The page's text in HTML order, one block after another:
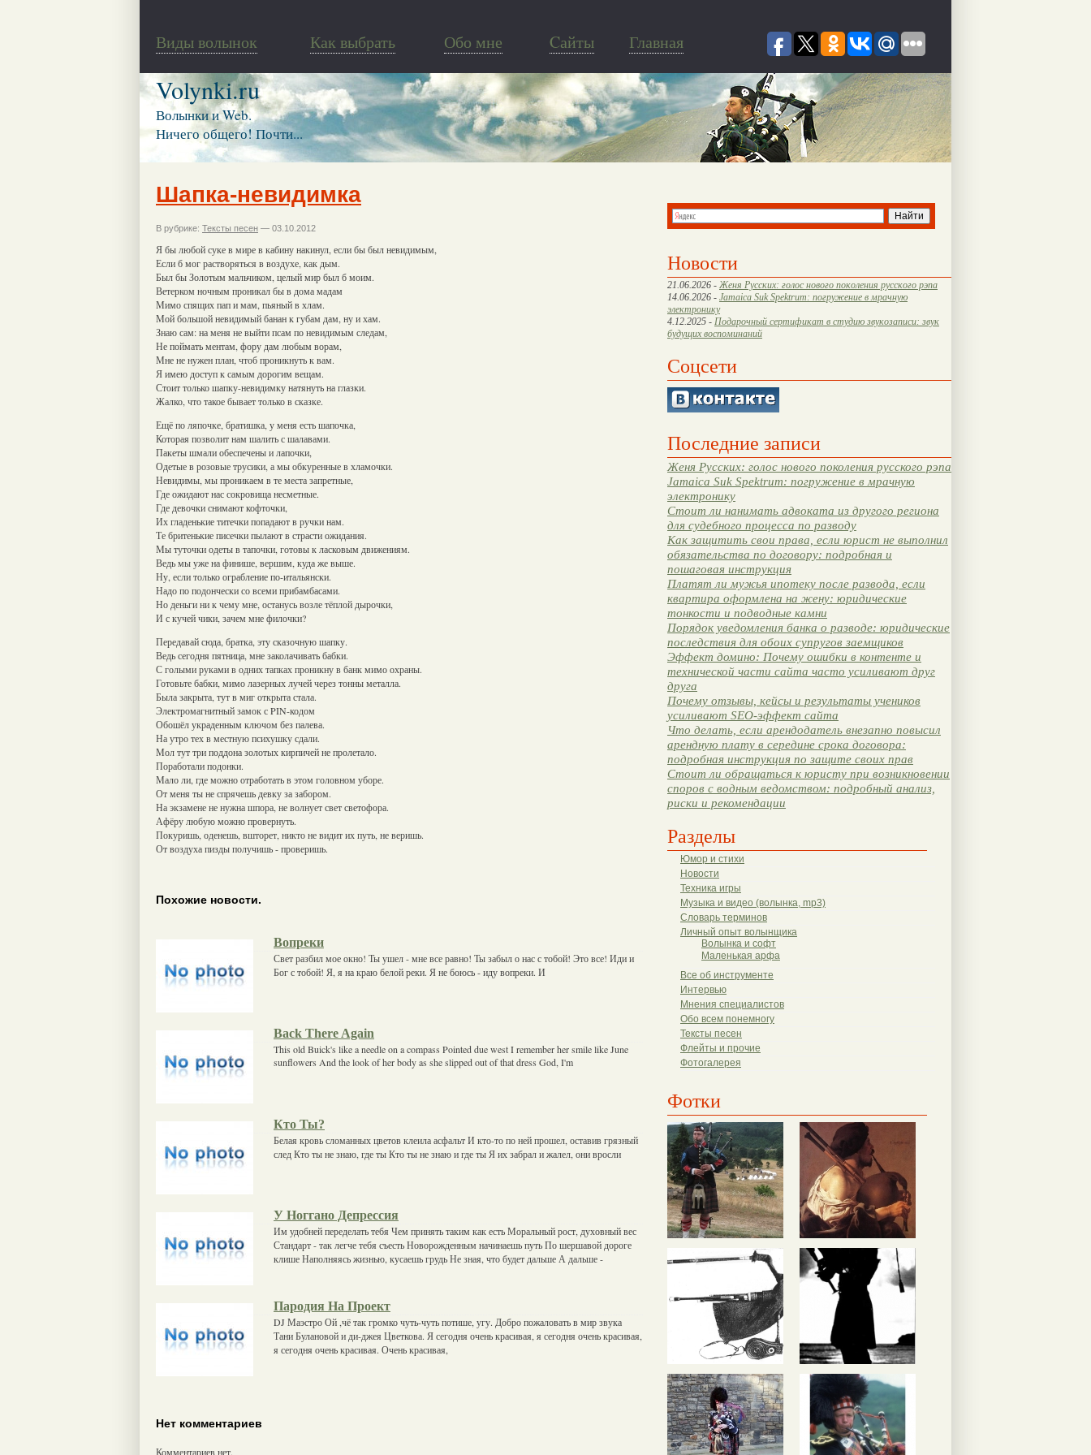
Виды волынок Как выбрать Обо мне Cайты Главная
Volynki.ru
Волынки и Web.
Ничего общего! Почти...
Новости
21.06.2026 - Женя Русских: голос нового поколения русского рэпа
14.06.2026 - Jamaica Suk Spektrum: погружение в мрачную
электронику
4.12.2025 - Подарочный сертификат в студию звукозаписи: звук
будущих воспоминаний
Соцсети
Последние записи
Женя Русских: голос нового поколения русского рэпа
Jamaica Suk Spektrum: погружение в мрачную
электронику
Стоит ли нанимать адвоката из другого региона
для судебного процесса по разводу
Как защитить свои права, если юрист не выполнил
обязательства по договору: подробная и
пошаговая инструкция
Платят ли мужья ипотеку после развода, если
квартира оформлена на жену: юридические
тонкости и подводные камни
Порядок уведомления банка о разводе: юридические
последствия для обоих супругов заемщиков
Эффект домино: Почему ошибки в контенте и
технической части сайта часто усиливают друг
друга
Почему отзывы, кейсы и результаты учеников
усиливают SEO-эффект сайта
Что делать, если арендодатель внезапно повысил
арендную плату в середине срока договора:
подробная инструкция по защите своих прав
Стоит ли обращаться к юристу при возникновении
споров с водным ведомством: подробный анализ,
риски и рекомендации
Разделы
Юмор и стихи
Новости
Техника игры
Музыка и видео (волынка, mp3)
Словарь терминов
Личный опыт волынщика
Волынка и софт
Маленькая арфа
Все об инструменте
Интервью
Мнения специалистов
Обо всем понемногу
Тексты песен
Флейты и прочие
Фотогалерея
Фотки
Шапка-невидимка
В рубрике: Тексты песен — 03.10.2012
Я бы любой суке в мире в кабину накинул, если бы был невидимым,
Если б мог растворяться в воздухе, как дым.
Был бы Золотым мальчиком, целый мир был б моим.
Ветерком ночным проникал бы в дома мадам
Мимо спящих пап и мам, пьяный в хлам.
Мой большой невидимый банан к губам дам, ну и хам.
Знаю сам: на меня не выйти псам по невидимым следам,
Не поймать ментам, фору дам любым ворам,
Мне не нужен план, чтоб проникнуть к вам.
Я имею доступ к самым дорогим вещам.
Стоит только шапку-невидимку натянуть на глазки.
Жалко, что такое бывает только в сказке.
Ещё по ляпочке, братишка, у меня есть шапочка,
Которая позволит нам шалить с шалавами.
Пакеты шмали обеспечены и лапочки,
Одетые в розовые трусики, а мы обкуренные в хламочки.
Невидимы, мы проникаем в те места запретные,
Где ожидают нас сокровища несметные.
Где девочки снимают кофточки,
Их гладенькие титечки попадают в ручки нам.
Те бритенькие писечки пылают в страсти ожидания.
Мы туточки одеты в тапочки, готовы к ласковым движениям.
Ведь мы уже на финише, вершим, куда же выше.
Ну, если только ограбление по-итальянски.
Надо по подончески со всеми прибамбасами.
Но деньги ни к чему мне, останусь возле тёплой дырочки,
И с кучей чики, зачем мне филочки?
Передавай сюда, братка, эту сказочную шапку.
Ведь сегодня пятница, мне заколачивать бабки.
С голыми руками в одних тапках проникну в банк мимо охраны.
Готовьте бабки, мимо лазерных лучей через тонны металла.
Была закрыта, тут в миг открыта стала.
Электромагнитный замок с PIN-кодом
Обошёл украденным ключом без палева.
На утро тех в местную психушку сдали.
Мол тут три поддона золотых кирпичей не пролетало.
Поработали подонки.
Мало ли, где можно отработать в этом головном уборе.
От меня ты не спрячешь девку за забором.
На экзамене не нужна шпора, не волнует свет светофора.
Афёру любую можно провернуть.
Покуришь, оденешь, вшторет, никто не видит их путь, не веришь.
От воздуха пизды получишь - проверишь.
Похожие новости.
Вопреки
Свет разбил мое окно! Ты ушел - мне все равно! Ты забыл о нас с тобой! Это все! Иди и
Бог с тобой! Я, я на краю белой реки. Я не боюсь - иду вопреки. И
Back There Again
This old Buick's like a needle on a compass Pointed due west I remember her smile like June
sunflowers And the look of her body as she slipped out of that dress God, I'm
Кто Ты?
Белая кровь сломанных цветов клеила асфальт И кто-то по ней прошел, оставив грязный
след Кто ты не знаю, где ты Кто ты не знаю и где ты Я их забрал и жалел, они вросли
У Ноггано Депрессия
Им удобней переделать тебя Чем принять таким как есть Моральный рост, духовный вес
Стандарт - так легче тебя съесть Новорожденным начинаешь путь По шершавой дороге
клише Наполняясь жизнью, кусаешь грудь Не зная, что будет дальше А дальше -
Пародия На Проект
DJ Маэстро Ой ,чё так громко чуть-чуть потише, угу. Добро пожаловать в мир звука
Тани Булановой и ди-джея Цветкова. Я сегодня очень красивая, я сегодня очень красивая,
я сегодня очень красивая. Очень красивая,
Нет комментариев
Комментариев нет.